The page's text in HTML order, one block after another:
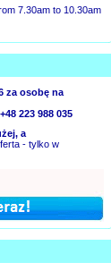
7.30am to 10.30am
za osobę na
223 988 035
a
- tylko w